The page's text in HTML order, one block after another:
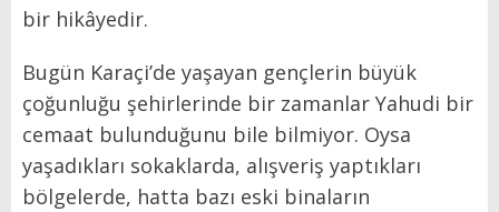
bir hikâyedir.
Bugün Karaçi’de yaşayan gençlerin büyük
çoğunluğu şehirlerinde bir zamanlar Yahudi bir
cemaat bulunduğunu bile bilmiyor. Oysa
yaşadıkları sokaklarda, alışveriş yaptıkları
bölgelerde, hatta bazı eski binaların